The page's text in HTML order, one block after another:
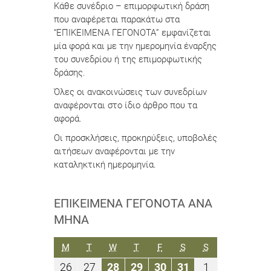
Κάθε συνέδριο – επιμορφωτική δράση
που αναφέρεται παρακάτω στα
“ΕΠΙΚΕΙΜΕΝΑ ΓΕΓΟΝΟΤΑ” εμφανίζεται
μία φορά και με την ημερομηνία έναρξης
του συνεδρίου ή της επιμορφωτικής
δράσης.
Όλες οι ανακοινώσεις των συνεδρίων
αναφέρονται στο ίδιο άρθρο που τα
αφορά.
Οι προσκλήσεις, προκηρύξεις, υποβολές
αιτήσεων αναφέρονται με την
καταληκτική ημερομηνία.
ΕΠΙΚΕΊΜΕΝΑ ΓΕΓΟΝΌΤΑ ΑΝΆ
ΜΉΝΑ
M ΔΕΥΤΈΡΑ
TΤΡΊΤΗ
WΤΕΤΆΡΤΗ
TΠΈΜΠΤΗ
FΠΑΡΑΣΚΕΥΉ
SΣΆΒΒΑΤΟ
SΚΥΡΙΑΚΉ
26 27 2828 2929 303031 1